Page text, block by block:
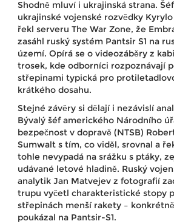
Shodně mluví i ukrajinská strana. Šéf
ukrajinské vojenské rozvědky
řekl serveru The War Zone, že
zasáhl ruský systém Pantsir S1 na
území. Opírá se o videozáběry z
trosek, kde odborníci rozpoznávají
střepinami typická pro
krátkého dosahu.
Stejné závěry si dělají i nezávislí
Bývalý šéf amerického Národního
bezpečnost v dopravě (NTSB)
Sumwalt s tím, co viděl, srovnal a
tohle nevypadá na srážku s ptáky,
udávané letové hladině. Ruský
analytik Jan Matvejev z fotografií
trupu vyčetl charakteristické stopy
střepinách menší rakety – konkrétně
poukázal na Pantsir-S1.